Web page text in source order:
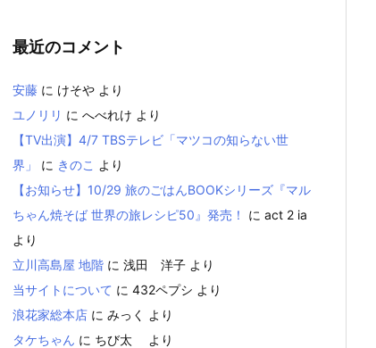
最近のコメント
安藤 に けそや より
ユノリリ に へべれけ より
【TV出演】4/7 TBSテレビ「マツコの知らない世
界」
に きのこ より
【お知らせ】10/29 旅のごはんBOOKシリーズ『マル
ちゃん焼そば 世界の旅レシピ50』発売！
に act 2 ia
より
立川高島屋 地階 に 浅田 洋子 より
当サイトについて に 432ペプシ より
浪花家総本店 に みっく
より
タケちゃん に ちび太
より